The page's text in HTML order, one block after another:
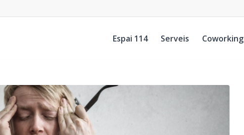
Espai 114 Serveis Coworking